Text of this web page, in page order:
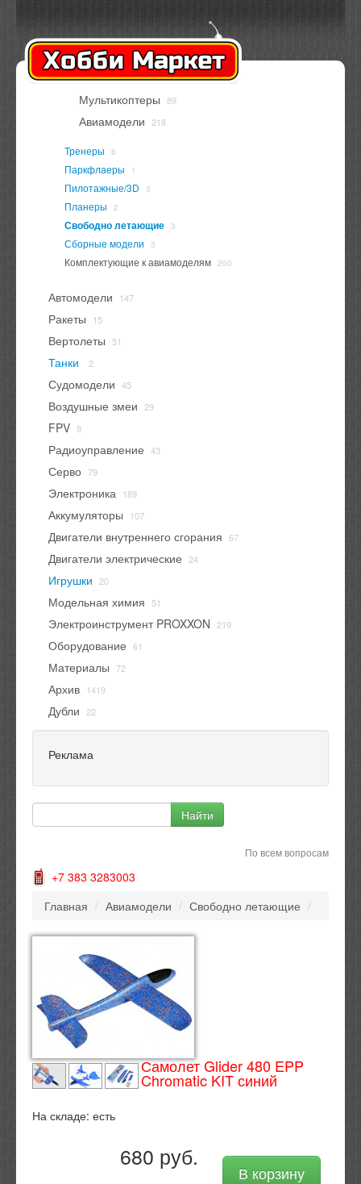
Оплата Доставка
Контакты
Вход
Регистрация
В корзине
Мультикоптеры 89
Авиамодели 218
Тренеры 6
Паркфлаеры 1
Пилотажные/3D 3
Планеры 2
Свободно летающие 3
Сборные модели 3
Комплектующие к авиамоделям 200
Автомодели 147
Ракеты 15
Вертолеты 51
Танки 2
Судомодели 45
Воздушные змеи 29
FPV 9
Радиоуправление 43
Серво 79
Электроника 189
Аккумуляторы 107
Двигатели внутреннего сгорания 67
Двигатели электрические 24
Игрушки 20
Модельная химия 51
Электроинструмент PROXXON 219
Оборудование 61
Материалы 72
Архив 1419
Дубли 22
Реклама
По всем вопросам
+7 383 3283003
Главная / Авиамодели / Свободно летающие /
Самолет Glider 480 EPP
Chromatic KIT синий
На складе: есть
В корзину
680 руб.